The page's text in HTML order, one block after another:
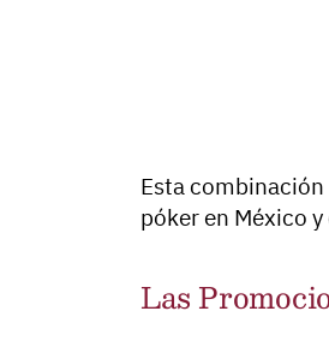
Esta
póker en México
Las